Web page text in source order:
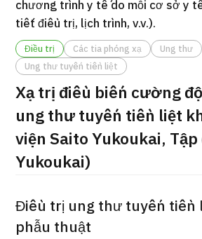
TOP
Gói dịch vụ ý kiến y tế thứ hai cho bệnh
viện Đa khoa Shonan Kamakura）
治療 治療
chương trình y tế do mỗi cơ sở y
tiết điều trị, lịch trình, v.v.).
Điều trị Các tia phóng xạ
Ung thư
Ung thư tuyến tiền liệt
Xạ trị điều biến cường
ung thư tuyến tiền liệt
viện Saito Yukoukai,
Yukoukai)
Điều trị ung thư tuyến tiền
phẫu thuật